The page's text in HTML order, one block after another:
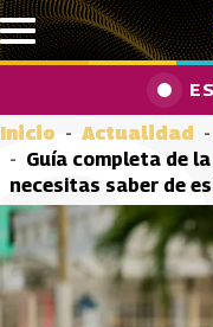
Pasar al contenido
Inicio Actualidad
Guía completa de
necesitas saber de